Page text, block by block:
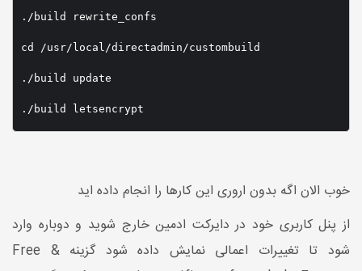
./build rewrite_confs
cd /usr/local/directadmin/custombuild
./build update
./build letsencrypt
خوب الان اگه بدون اروری این کارها را انجام داده اید
از پنل کاربری خود در دایرکت ادمین خارج شوید و دوباره وارد
شود تا تغییرات اعمالی نمایش داده شود گزینه Free &